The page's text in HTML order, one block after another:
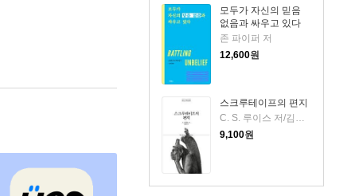
모두가 자신의 믿음
없음과 싸우고 있다
존 파이퍼 저
12,600원
스크루테이프의 편지
9,100원